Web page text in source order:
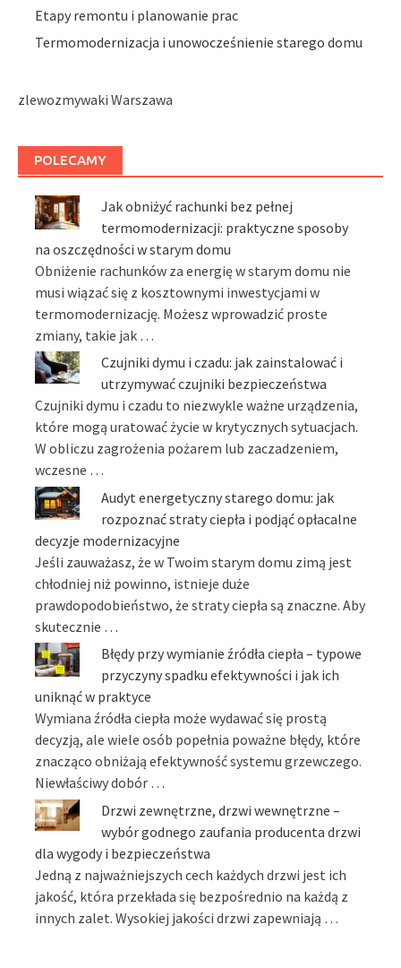
Etapy remontu i planowanie prac
Termomodernizacja i unowocześnienie starego domu
zlewozmywaki Warszawa
POLECAMY
Jak obniżyć rachunki bez pełnej
termomodernizacji: praktyczne sposoby
na oszczędności w starym domu
Obniżenie rachunków za energię w starym domu nie
musi wiązać się z kosztownymi inwestycjami w
termomodernizację. Możesz wprowadzić proste
zmiany, takie jak …
Czujniki dymu i czadu: jak zainstalować i
utrzymywać czujniki bezpieczeństwa
Czujniki dymu i czadu to niezwykle ważne urządzenia,
które mogą uratować życie w krytycznych sytuacjach.
W obliczu zagrożenia pożarem lub zaczadzeniem,
wczesne …
Audyt energetyczny starego domu: jak
rozpoznać straty ciepła i podjąć opłacalne
decyzje modernizacyjne
Jeśli zauważasz, że w Twoim starym domu zimą jest
chłodniej niż powinno, istnieje duże
prawdopodobieństwo, że straty ciepła są znaczne. Aby
skutecznie …
Błędy przy wymianie źródła ciepła – typowe
przyczyny spadku efektywności i jak ich
uniknąć w praktyce
Wymiana źródła ciepła może wydawać się prostą
decyzją, ale wiele osób popełnia poważne błędy, które
znacząco obniżają efektywność systemu grzewczego.
Niewłaściwy dobór …
Drzwi zewnętrzne, drzwi wewnętrzne –
wybór godnego zaufania producenta drzwi
dla wygody i bezpieczeństwa
Jedną z najważniejszych cech każdych drzwi jest ich
jakość, która przekłada się bezpośrednio na każdą z
innych zalet. Wysokiej jakości drzwi zapewniają …